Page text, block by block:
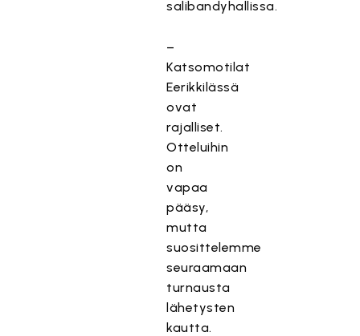
salibandyhallissa.
–
Katsomotilat
Eerikkilässä
ovat
rajalliset.
Otteluihin
on
vapaa
pääsy,
mutta
suosittelemme
seuraamaan
turnausta
lähetysten
kautta.